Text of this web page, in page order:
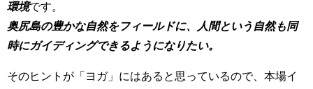
環境です。
奥尻島の豊かな自然をフィールドに、人間という自然も同
時にガイディングできるようになりたい。
そのヒントが「ヨガ」にはあると思っているので、本場イ